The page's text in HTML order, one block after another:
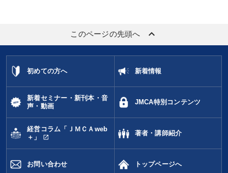
このページの先頭へ keyboard_arrow_up
初めての方へ 新着情報
新着セミナー・新刊本・音
声・動画
JMCA特別コンテンツ
経営コラム「ＪＭＣＡweb
＋」
open_in_new
著者・講師紹介
お問い合わせ トップページへ